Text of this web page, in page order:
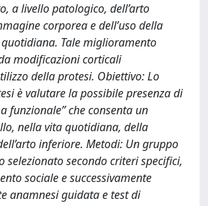
a livello patologico, dell’arto
corporea e dell’uso della
Tale miglioramento
modificazioni corticali
della protesi. Obiettivo: Lo
è valutare la possibile presenza di
funzionale” che consenta un
nella vita quotidiana, della
inferiore. Metodi: Un gruppo
selezionato secondo criteri specifici,
sociale e successivamente
anamnesi guidata e test di